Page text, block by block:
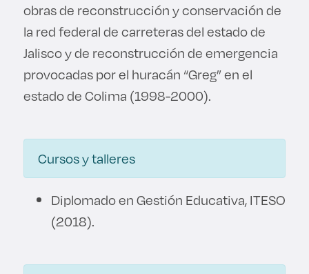
obras de reconstrucción y conservación de
la red federal de carreteras del estado de
Jalisco y de reconstrucción de emergencia
provocadas por el huracán “Greg” en el
estado de Colima (1998-2000).
Cursos y talleres
Diplomado en Gestión Educativa, ITESO
(2018).